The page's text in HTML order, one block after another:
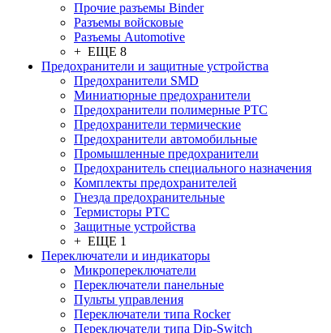
Прочие разъемы Binder
Разъемы войсковые
Разъeмы Automotive
+ ЕЩЕ 8
Предохранители и защитные устройства
Предохранители SMD
Миниатюрные предохранители
Предохранители полимерные PTC
Предохранители термические
Предохранители автомобильные
Промышленные предохранители
Предохранитель специального назначения
Комплекты предохранителей
Гнезда предохранительные
Термисторы PTC
Защитные устройства
+ ЕЩЕ 1
Переключатели и индикаторы
Микропереключатели
Переключатели панельные
Пульты управления
Переключатели типа Rocker
Переключатели типа Dip-Switch